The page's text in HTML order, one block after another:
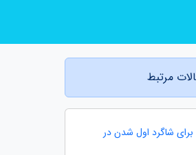
مرتبط
شاگرد اول شدن در